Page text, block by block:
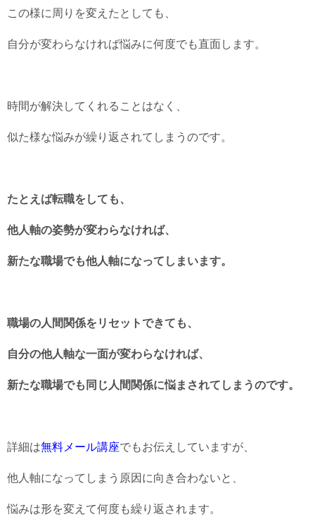
この様に周りを変えたとしても、
自分が変わらなければ悩みに何度でも直面します。
時間が解決してくれることはなく、
似た様な悩みが繰り返されてしまうのです。
たとえば転職をしても、
他人軸の姿勢が変わらなければ、
新たな職場でも他人軸になってしまいます。
職場の人間関係をリセットできても、
自分の他人軸な一面が変わらなければ、
新たな職場でも同じ人間関係に悩まされてしまうのです。
詳細は無料メール講座でもお伝えしていますが、
他人軸になってしまう原因に向き合わないと、
悩みは形を変えて何度も繰り返されます。